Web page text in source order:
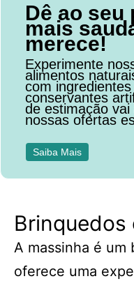
Dê ao seu
mais
merece!
Experimente
alimentos
com
conservantes
de estimação
nossas ofertas
Saiba Mais
Brinquedos
A massinha é um
oferece uma